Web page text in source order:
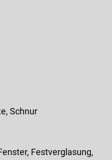
Schnur
Festverglasung,